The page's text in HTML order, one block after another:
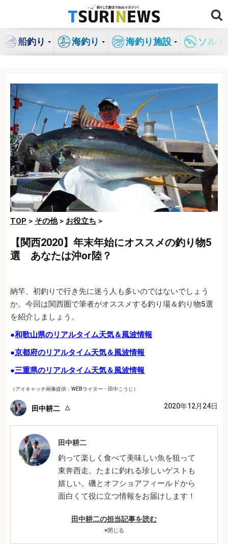
ン
船釣り 海釣り 海釣り施設 ソル
TOP > その他> お役立ち >
【関西2020】年末年始にオススメの釣り物5
選 あなたは沖or陸？
納竿、初釣りで行き先に迷う人も多いのではないでしょう
か。今回は関西圏で筆者がオススメする釣り場＆釣り物5選
を紹介しましょう。
●和歌山県のリアルタイム天気＆風波情報
●京都府のリアルタイム天気＆風波情報
●三重県のリアルタイム天気＆風波情報
（アイキャッチ画像提供：WEBライター・田中こうじ）
田中耕二 2020年12月24日
田中耕二
釣って楽しく食べて美味しい魚を狙って
東奔西走。たまに釣れる珍しいゲストも
嬉しい。磯とオフショアフィールドから
面白くて役に立つ情報をお届けします！
田中耕二の担当記事を読む
×閉じる